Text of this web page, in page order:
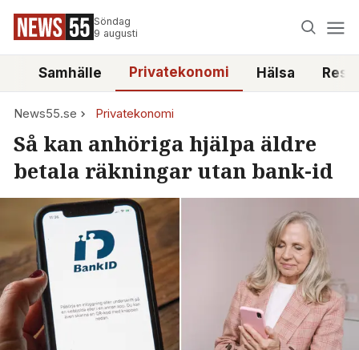
Söndag
9 augusti
Samhälle Privatekonomi Hälsa
News55.se Privatekonomi
Så kan anhöriga hjälpa äldre
betala räkningar utan bank-id